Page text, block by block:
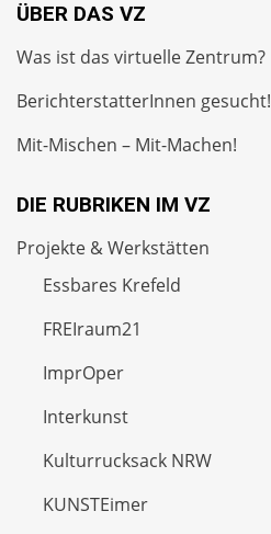
ÜBER DAS VZ
Was ist das virtuelle Zentrum?
BerichterstatterInnen gesucht!
Mit-Mischen – Mit-Machen!
DIE RUBRIKEN IM VZ
Projekte & Werkstätten
Essbares Krefeld
FREIraum21
ImprOper
Interkunst
Kulturrucksack NRW
KUNSTEimer